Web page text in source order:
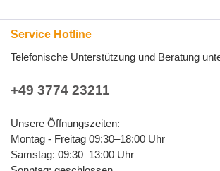
Service Hotline
Telefonische Unterstützung und Beratung
+49 3774 23211
Unsere Öffnungszeiten:
Montag - Freitag 09:30–18:00 Uhr
Samstag: 09:30–13:00 Uhr